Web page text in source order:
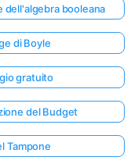
dell'algebra booleana
di Boyle
gratuito
del Budget
Tampone